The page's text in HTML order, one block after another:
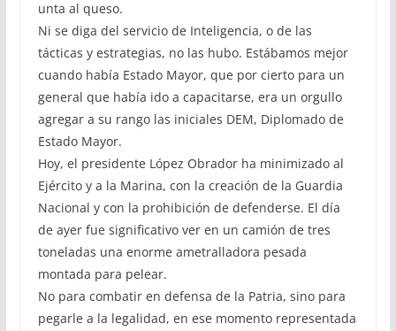
unta al queso.
Ni se diga del servicio de Inteligencia, o de las
tácticas y estrategias, no las hubo. Estábamos mejor
cuando había Estado Mayor, que por cierto para un
general que había ido a capacitarse, era un orgullo
agregar a su rango las iniciales DEM, Diplomado de
Estado Mayor.
Hoy, el presidente López Obrador ha minimizado al
Ejército y a la Marina, con la creación de la Guardia
Nacional y con la prohibición de defenderse. El día
de ayer fue significativo ver en un camión de tres
toneladas una enorme ametralladora pesada
montada para pelear.
No para combatir en defensa de la Patria, sino para
pegarle a la legalidad, en ese momento representada